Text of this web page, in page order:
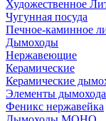
Художественное
Чугунная посуда
Печное-каминное
Дымоходы
Нержавеющие
Керамические
Керамические
Элементы
Феникс нержавейка